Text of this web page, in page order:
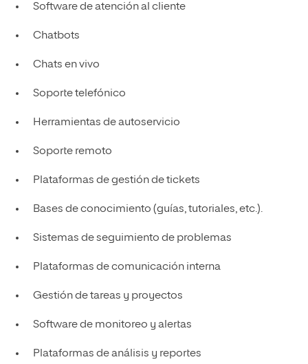
Software de atención al cliente
Chatbots
Chats en vivo
Soporte telefónico
Herramientas de autoservicio
Soporte remoto
Plataformas de gestión de tickets
Bases de conocimiento (guías, tutoriales, etc.).
Sistemas de seguimiento de problemas
Plataformas de comunicación interna
Gestión de tareas y proyectos
Software de monitoreo y alertas
Plataformas de análisis y reportes